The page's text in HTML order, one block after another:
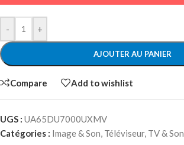
- +
AJOUTER AU PANIER
Compare Add to wishlist
UGS : UA65DU7000UXMV
Catégories : Image & Son, Téléviseur, TV & Son